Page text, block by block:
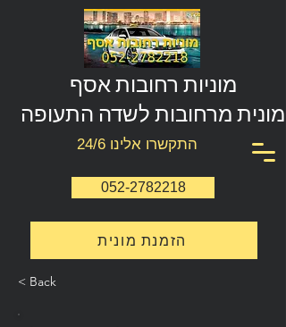
מוניות רחובות אסף
מונית מרחובות לשדה התעופה
התקשרו אלינו 24/6
052-2782218
הזמנת מונית
< Back